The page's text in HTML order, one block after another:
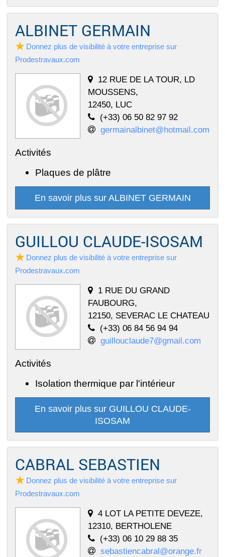
ALBINET GERMAIN
Donnez plus de visibilité à votre entreprise sur
Prodestravaux.com
12 RUE DE LA TOUR, LD
MOUSSENS,
12450, LUC
(+33) 06 50 82 97 92
germainalbinet@hotmail.com
Activités
Plaques de plâtre
En savoir plus sur ALBINET GERMAIN
GUILLOU CLAUDE-ISOSAM
Donnez plus de visibilité à votre entreprise sur
Prodestravaux.com
1 RUE DU GRAND
FAUBOURG,
12150, SEVERAC LE CHATEAU
(+33) 06 84 56 94 94
guillouclaude7@gmail.com
Activités
Isolation thermique par l'intérieur
En savoir plus sur GUILLOU CLAUDE-
ISOSAM
CABRAL SEBASTIEN
Donnez plus de visibilité à votre entreprise sur
Prodestravaux.com
4 LOT LA PETITE DEVEZE,
12310, BERTHOLENE
(+33) 06 10 29 88 35
sebastiencabral@orange.fr